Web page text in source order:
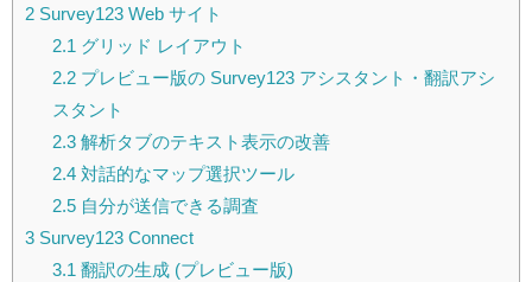
2 Survey123 Web サイト
2.1 グリッド レイアウト
2.2プレビュー版の Survey123 アシスタント・翻訳アシ
スタント
2.3解析タブのテキスト表示の改善
2.4対話的なマップ選択ツール
2.5自分が送信できる調査
3 Survey123 Connect
3.1 翻訳の生成 (プレビュー版)